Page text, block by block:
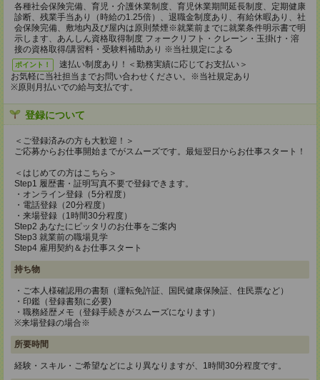
各種社会保険完備、育児・介護休業制度、育児休業期間延長制度、定期健康
診断、残業手当あり（時給の1.25倍）、退職金制度あり、有給休暇あり、社
会保険完備、敷地内及び屋内は原則禁煙※就業前までに就業条件明示書で明
示します、あんしん資格取得制度 フォークリフト・クレーン・玉掛け・溶
接の資格取得/講習料・受験料補助あり ※当社規定による
ポイント！
速払い制度あり！＜勤務実績に応じてお支払い＞
お気軽に当社担当までお問い合わせください。※当社規定あり
※原則月払いでの給与支払です。
登録について
＜ご登録済みの方も大歓迎！＞
ご応募からお仕事開始までがスムーズです。最短翌日からお仕事スタート！
＜はじめての方はこちら＞
Step1 履歴書・証明写真不要で登録できます。
・オンライン登録（5分程度）
・電話登録（20分程度）
・来場登録（1時間30分程度）
Step2 あなたにピッタリのお仕事をご案内
Step3 就業前の職場見学
Step4 雇用契約＆お仕事スタート
持ち物
・ご本人様確認用の書類（運転免許証、国民健康保険証、住民票など）
・印鑑（登録書類に必要)
・職務経歴メモ（登録手続きがスムーズになります）
※来場登録の場合※
所要時間
経験・スキル・ご希望などにより異なりますが、1時間30分程度です。